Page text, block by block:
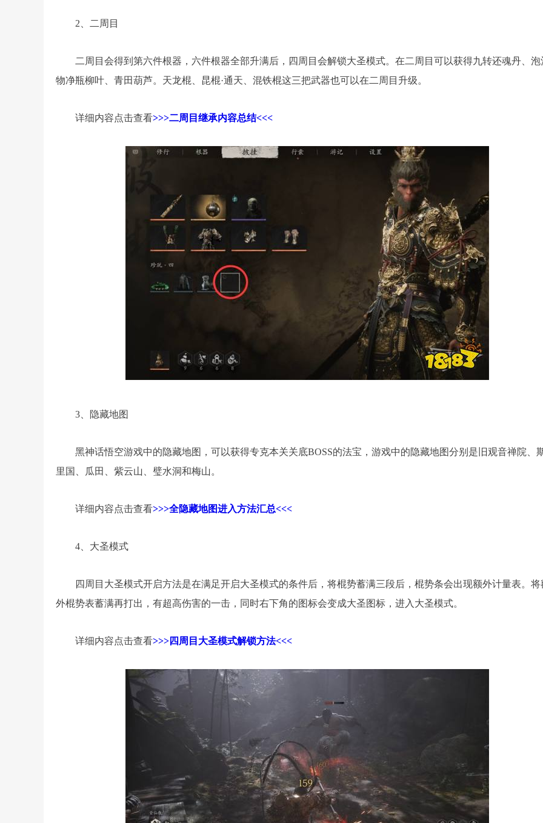
2、二周目
二周目会得到第六件根器，六件根器全部升满后，四周目会解锁大圣模式。在二周目可以获得九转还魂丹、泡
物净瓶柳叶、青田葫芦。天龙棍、昆棍·通天、混铁棍这三把武器也可以在二周目升级。
详细内容点击查看>>>二周目继承内容总结<<<
3、隐藏地图
黑神话悟空游戏中的隐藏地图，可以获得专克本关关底BOSS的法宝，游戏中的隐藏地图分别是旧观音禅院、
里国、瓜田、紫云山、璧水洞和梅山。
详细内容点击查看>>>全隐藏地图进入方法汇总<<<
4、大圣模式
四周目大圣模式开启方法是在满足开启大圣模式的条件后，将棍势蓄满三段后，棍势条会出现额外计量表。将
外棍势表蓄满再打出，有超高伤害的一击，同时右下角的图标会变成大圣图标，进入大圣模式。
详细内容点击查看>>>四周目大圣模式解锁方法<<<